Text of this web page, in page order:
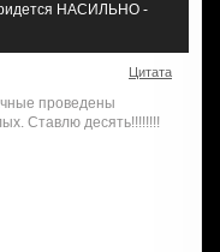
НАСИЛЬНО -
Цитата
проведены
Ставлю десять!!!!!!!!